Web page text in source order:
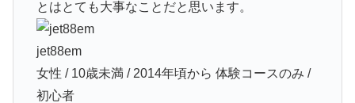
とはとても大事なことだと思います。
jet88em
女性 / 10歳未満 / 2014年頃から 体験コースのみ /
初心者